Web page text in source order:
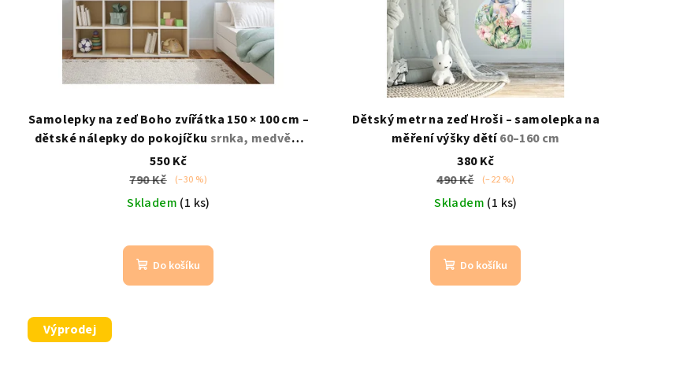
Samolepky na zeď Boho zvířátka 150 × 100 cm –
dětské nálepky do pokojíčku srnka, medvěd,
liška, ptáček
550 Kč
790 Kč
(–30 %)
Skladem (1 ks)
Do košíku
Dětský metr na zeď Hroši – samolepka na
měření výšky dětí60–160 cm
380 Kč
490 Kč
(–22 %)
Skladem (1 ks)
Do košíku
Výprodej